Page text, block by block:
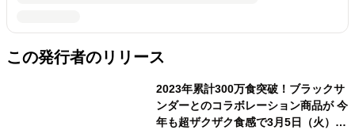
この発行者のリリース
2023年累計300万食突破！ブラックサ
ンダーとのコラボレーション商品が 今
年も超ザクザク食感で3月5日（火）再